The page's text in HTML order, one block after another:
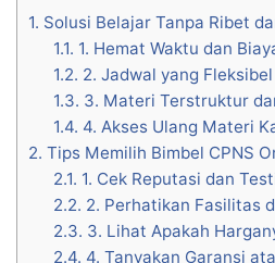
1. Solusi Belajar Tanpa Ribet
1.1. 1. Hemat Waktu dan
1.2. 2. Jadwal yang Fleksibel
1.3. 3. Materi Terstruktur
1.4. 4. Akses Ulang Materi
2. Tips Memilih Bimbel CPNS
2.1. 1. Cek Reputasi dan
2.2. 2. Perhatikan Fasilitas
2.3. 3. Lihat Apakah
2.4. 4. Tanyakan Garansi